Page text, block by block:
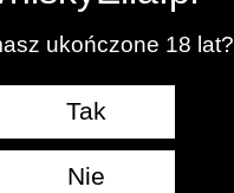
ukończone 18 lat?
Tak
Nie